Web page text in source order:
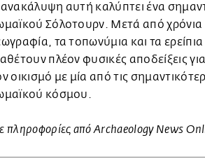
αυτή καλύπτει ένα
Σόλοτουρν. Μετά από χρόνια
τα τοπωνύμια και τα
πλέον φυσικές αποδείξεις
οικισμό με μία από τις
κόσμου.
πληροφορίες από Archaeology News